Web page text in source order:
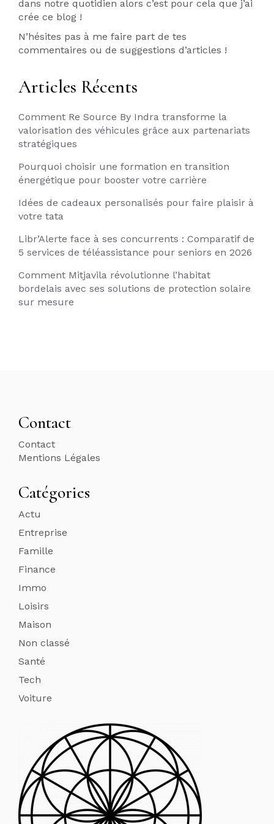
dans notre quotidien alors c’est pour cela que j’ai
crée ce blog !
N’hésites pas à me faire part de tes
commentaires ou de suggestions d’articles !
Articles Récents
Comment Re Source By Indra transforme la
valorisation des véhicules grâce aux partenariats
stratégiques
Pourquoi choisir une formation en transition
énergétique pour booster votre carrière
Idées de cadeaux personalisés pour faire plaisir à
votre tata
Libr’Alerte face à ses concurrents : Comparatif de
5 services de téléassistance pour seniors en 2026
Comment Mitjavila révolutionne l’habitat
bordelais avec ses solutions de protection solaire
sur mesure
Contact
Contact
Mentions Légales
Catégories
Actu
Entreprise
Famille
Finance
Immo
Loisirs
Maison
Non classé
Santé
Tech
Voiture